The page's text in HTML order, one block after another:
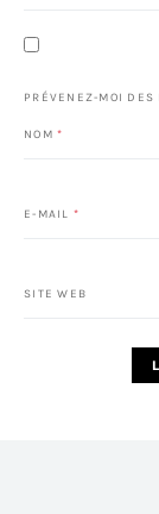
PRÉVENEZ-MOI DES
NOM *
E-MAIL *
SITE WEB